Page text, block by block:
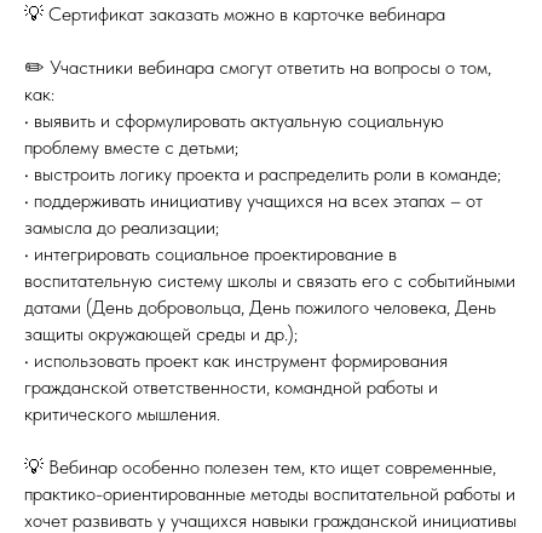
💡 Сертификат заказать можно в карточке вебинара
✏️ Участники вебинара смогут ответить на вопросы о том,
как:
• выявить и сформулировать актуальную социальную
проблему вместе с детьми;
• выстроить логику проекта и распределить роли в команде;
• поддерживать инициативу учащихся на всех этапах – от
замысла до реализации;
• интегрировать социальное проектирование в
воспитательную систему школы и связать его с событийными
датами (День добровольца, День пожилого человека, День
защиты окружающей среды и др.);
• использовать проект как инструмент формирования
гражданской ответственности, командной работы и
критического мышления.
💡 Вебинар особенно полезен тем, кто ищет современные,
практико-ориентированные методы воспитательной работы и
хочет развивать у учащихся навыки гражданской инициативы